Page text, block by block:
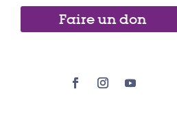
Faire un don